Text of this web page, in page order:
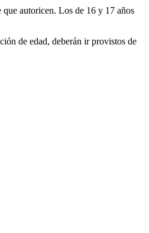
autoricen. Los de 16 y 17 años
de edad, deberán ir provistos de